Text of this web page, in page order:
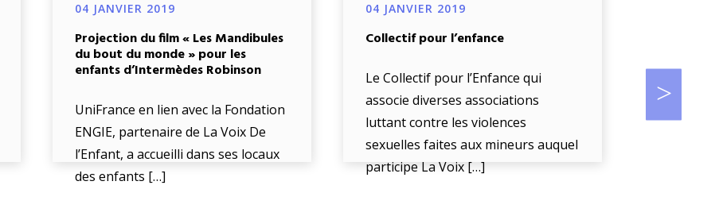
04 JANVIER 2019
Projection du film « Les Mandibules
du bout du monde » pour les
enfants d’Intermèdes Robinson
UniFrance en lien avec la Fondation
ENGIE, partenaire de La Voix De
l’Enfant, a accueilli dans ses locaux
des enfants […]
04 JANVIER 2019
Collectif pour l’enfance
Le Collectif pour l’Enfance qui
associe diverses associations
luttant contre les violences
sexuelles faites aux mineurs auquel
participe La Voix […]
La Voix